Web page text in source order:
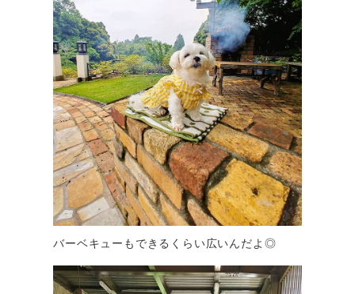
バーベキューもできるくらい広いんだよ◎